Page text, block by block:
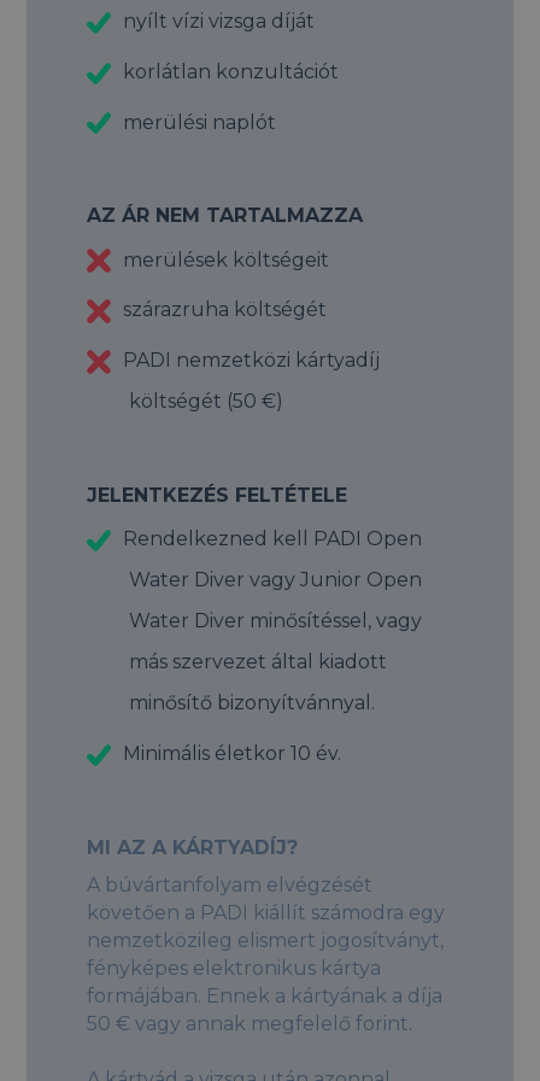
nyílt vízi vizsga díját
korlátlan konzultációt
merülési naplót
AZ ÁR NEM TARTALMAZZA
merülések költségeit
szárazruha költségét
PADI nemzetközi kártyadíj
költségét (50 €)
JELENTKEZÉS FELTÉTELE
Rendelkezned kell PADI Open
Water Diver vagy Junior Open
Water Diver minősítéssel, vagy
más szervezet által kiadott
minősítő bizonyítvánnyal.
Minimális életkor 10 év.
MI AZ A KÁRTYADÍJ?
A búvártanfolyam elvégzését
követően a PADI kiállít számodra egy
nemzetközileg elismert jogosítványt,
fényképes elektronikus kártya
formájában. Ennek a kártyának a díja
50 € vagy annak megfelelő forint.